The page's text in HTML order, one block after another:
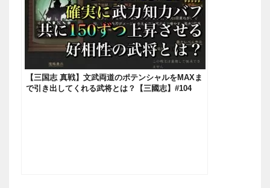
【三国志 真戦】文武両道のポテンシャルをMAXま
で引き出してくれる武将とは？【三國志】#104